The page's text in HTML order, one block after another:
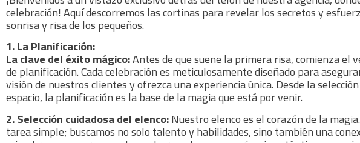
celebración! Aquí descorremos las cortinas para revelar los secretos y
sonrisa y risa de los pequeños.
1. La Planificación:
La clave del éxito mágico:Antes de que suene la primera risa, comienza el
de planificación. Cada celebración es meticulosamente diseñado para
visión de nuestros clientes y ofrezca una experiencia única. Desde la
espacio, la planificación es la base de la magia que está por venir.
2. Selección cuidadosa del elenco:Nuestro elenco es el corazón de la
tarea simple; buscamos no solo talento y habilidades, sino también una